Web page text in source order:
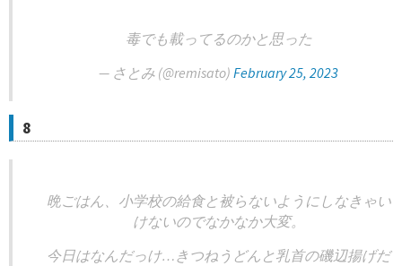
毒でも載ってるのかと思った
— さとみ (@remisato) February 25, 2023
8
晩ごはん、小学校の給食と被らないようにしなきゃい
けないのでなかなか大変。
今日はなんだっけ…きつねうどんと乳首の磯辺揚げだ